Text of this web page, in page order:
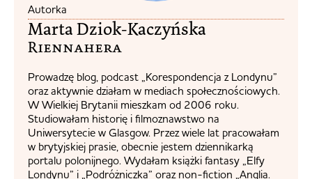
Autorka
Marta Dziok-Kaczyńska
Riennahera​
Prowadzę blog, podcast „Korespondencja z Londynu”
oraz aktywnie działam w mediach społecznościowych.
W Wielkiej Brytanii mieszkam od 2006 roku.
Studiowałam historię i filmoznawstwo na
Uniwersytecie w Glasgow. Przez wiele lat pracowałam
w brytyjskiej prasie, obecnie jestem dziennikarką
portalu polonijnego. Wydałam książki fantasy „Elfy
Londynu” i „Podróżniczka” oraz non-fiction „Anglia.